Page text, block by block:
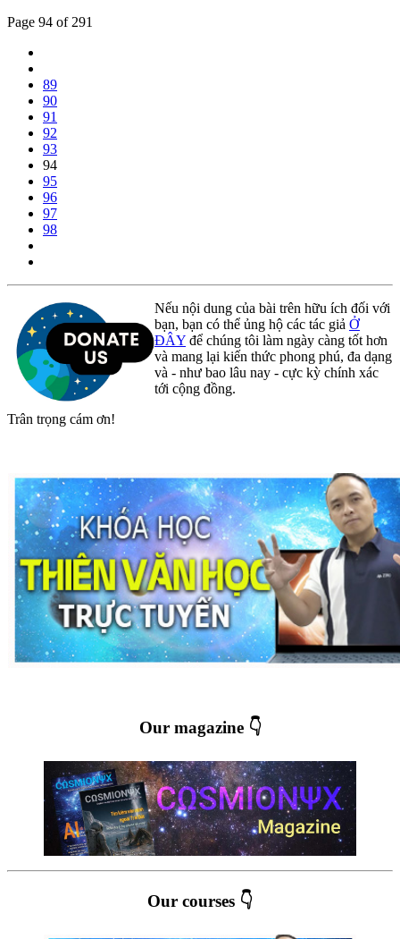
Page 94 of 291
89
90
91
92
93
94
95
96
97
98
Nếu nội dung của bài trên hữu ích đối với
bạn, bạn có thể ủng hộ các tác giả Ở
ĐÂY để chúng tôi làm ngày càng tốt hơn
và mang lại kiến thức phong phú, đa dạng
và - như bao lâu nay - cực kỳ chính xác
tới cộng đồng.
Trân trọng cám ơn!
Our magazine 👇
Our courses 👇